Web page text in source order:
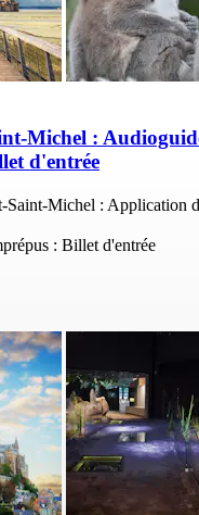
Michel :
d'entrée
Saint-Michel : Application
: Billet d'entrée